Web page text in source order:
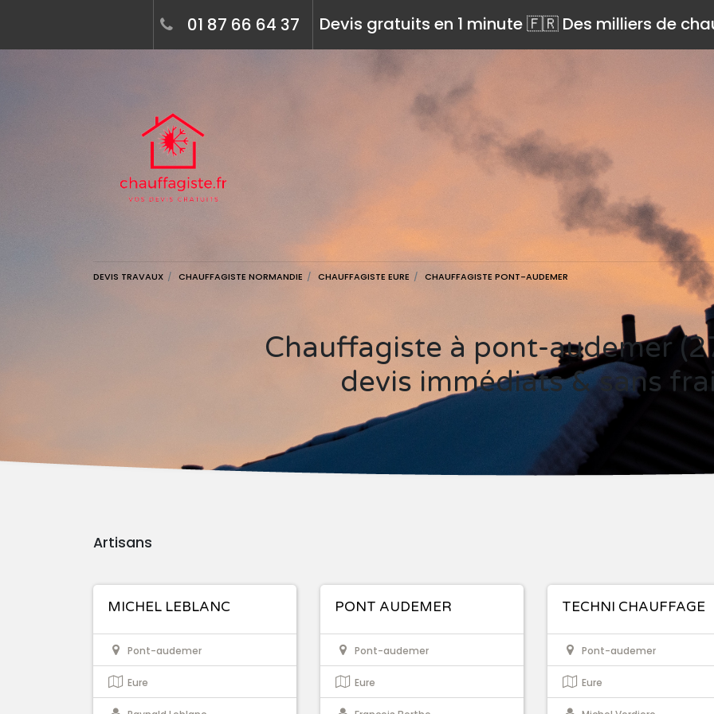
Devis gratuits en 1 minute 🇫🇷 Des milliers de
01 87 66 64 37
DEVIS TRAVAUX CHAUFFAGISTE NORMANDIE CHAUFFAGISTE EURE CHAUFFAGISTE PONT-AUDEMER
Chauffagiste à pont-audemer (27500) -
devis immédiats & sans
Artisans
MICHEL LEBLANC
Pont-audemer
Eure
PONT AUDEMER
Pont-audemer
Eure
TECHNI CHAUFFAGE
Pont-audemer
Eure